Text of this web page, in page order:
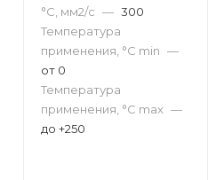
°С, мм2/с — 300
Температура
применения, °С min —
от 0
Температура
применения, °С max —
до +250